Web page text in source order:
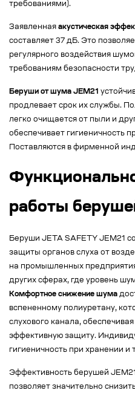
требованиями).
Заявленная акустическая
составляет 37 дБ. Это
регулярного воздействия
требованиям безопасности
Беруши от шума JEM21
продлевает срок их службы.
легко очищается от пыли и
обеспечивает гигиеничность
Поставляются в фирменной
работы
Беруши JETA SAFETY JEM21
защиты органов слуха от
на промышленных
других сферах, где уровень
Комфортное снижение шума
вспененному полиуретану,
слухового канала,
эффективную защиту.
гигиеничность при хранении и
Эффективность берушей
позволяет значительно